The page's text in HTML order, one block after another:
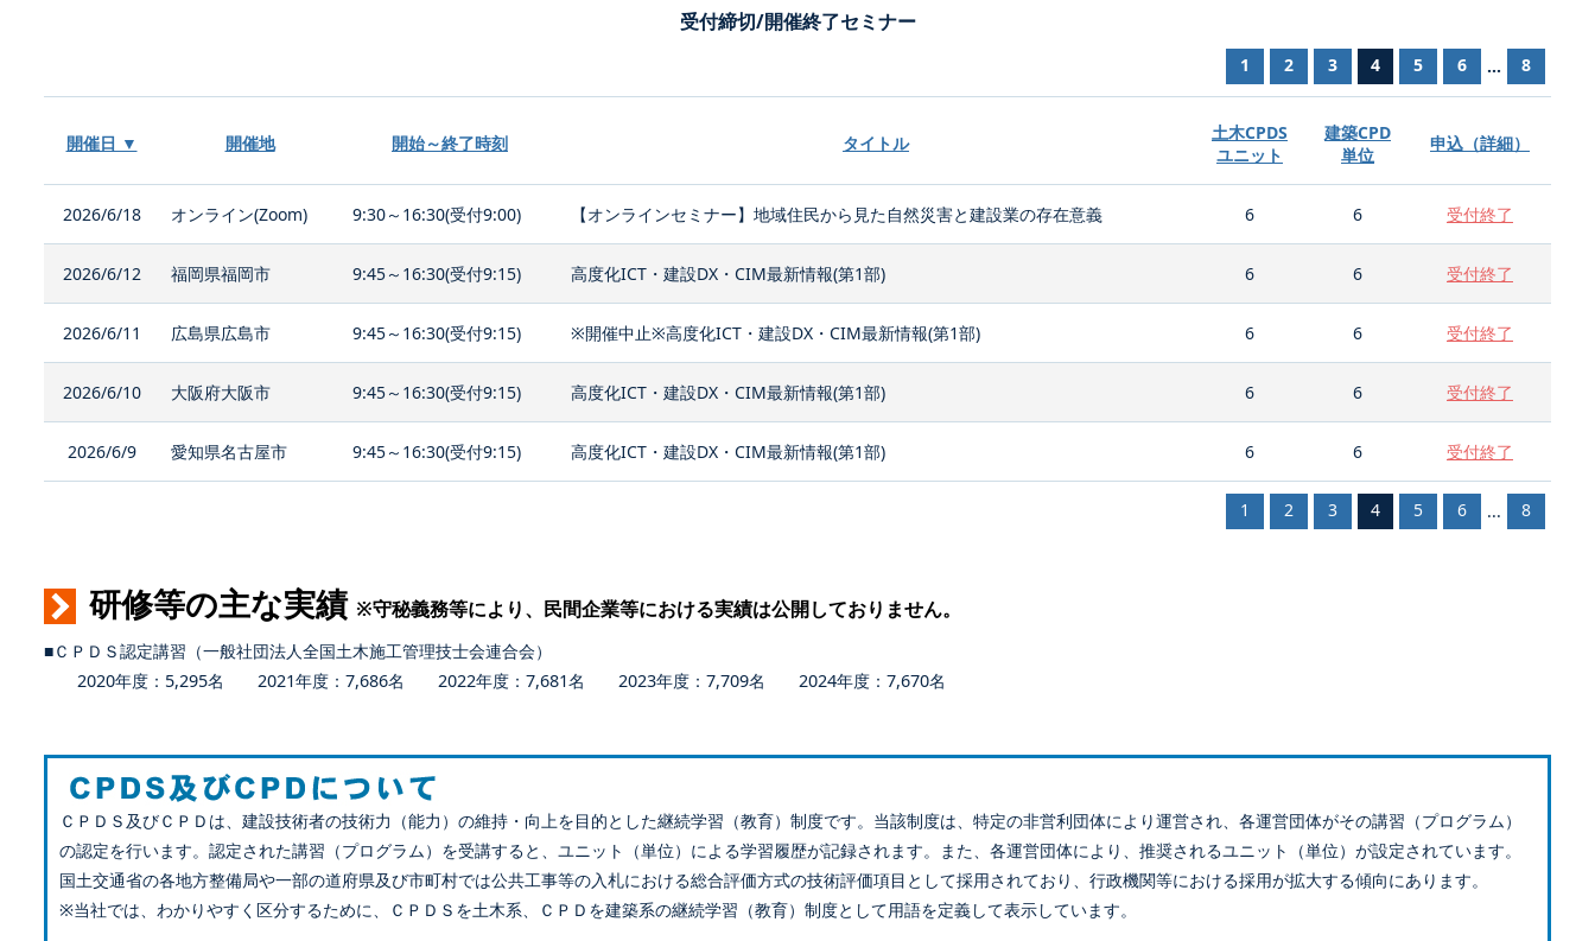
受付締切/開催終了セミナー
1 2 3 4 5 6 ... 8
開催日 ▼ 開催地 開始～終了時刻 タイトル
土木CPDS
ユニット
建築CPD
単位
申込（詳細）
2026/6/18 オンライン(Zoom) 9:30～16:30(受付9:00) 【オンラインセミナー】地域住民から見た自然災害と建設業の存在意義 6 6 受付終了
2026/6/12 福岡県福岡市 9:45～16:30(受付9:15) 高度化ICT・建設DX・CIM最新情報(第1部) 6 6 受付終了
2026/6/11 広島県広島市 9:45～16:30(受付9:15) ※開催中止※高度化ICT・建設DX・CIM最新情報(第1部) 6 6 受付終了
2026/6/10 大阪府大阪市 9:45～16:30(受付9:15) 高度化ICT・建設DX・CIM最新情報(第1部) 6 6 受付終了
2026/6/9 愛知県名古屋市 9:45～16:30(受付9:15) 高度化ICT・建設DX・CIM最新情報(第1部) 6 6 受付終了
1 2 3 4 5 6 ... 8
研修等の主な実績 ※守秘義務等により、民間企業等における実績は公開しておりません。
■ＣＰＤＳ認定講習（一般社団法人全国土木施工管理技士会連合会）
2020年度：5,295名 2021年度：7,686名 2022年度：7,681名 2023年度：7,709名 2024年度：7,670名
ＣＰＤＳ及びＣＰＤは、建設技術者の技術力（能力）の維持・向上を目的とした継続学習（教育）制度です。当該制度は、特定の非営利団体により運営され、各運営団体がその講習（プログラム）
の認定を行います。認定された講習（プログラム）を受講すると、ユニット（単位）による学習履歴が記録されます。また、各運営団体により、推奨されるユニット（単位）が設定されています。
国土交通省の各地方整備局や一部の道府県及び市町村では公共工事等の入札における総合評価方式の技術評価項目として採用されており、行政機関等における採用が拡大する傾向にあります。
※当社では、わかりやすく区分するために、ＣＰＤＳを土木系、ＣＰＤを建築系の継続学習（教育）制度として用語を定義して表示しています。